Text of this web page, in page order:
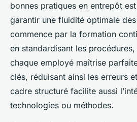
bonnes pratiques en entrepôt
garantir une fluidité optimale
commence par la formation
en standardisant les procédures,
chaque employé maîtrise
clés, réduisant ainsi les erreurs
cadre structuré facilite aussi
technologies ou méthodes.